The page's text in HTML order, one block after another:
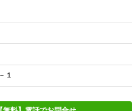
１